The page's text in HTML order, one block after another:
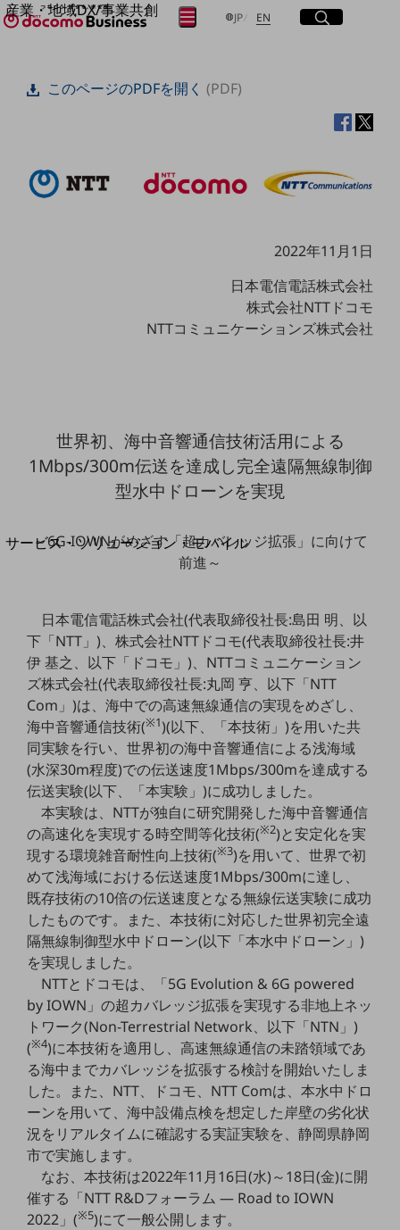
産業・地域DX/事業共創
OPEN HUB for Plural Futures
OPEN HUB for Plural Futuresとは
Smart World
LGPF(Local Government Platform)
別ウィンドウで開きます
サービス・ソリューション・モバイル
サービス・ソリューションTOP
サービス・ソリューションをご紹介
カテゴリーで探す
カテゴリーで探すTOP
ネットワーク・モバイル
クラウド・データセンター
電話・映像コミュニケーション
セキュリティ
データ利活用
運用管理
業務支援・マーケティング
災害対策・BCP
課題・ニーズで探す
課題・ニーズで探すTOP
コミュニケーション・情報共有
マーケティング
業務効率化
災害対策
職場環境整備
JP日本語
EN Englishサイト内検索
開く
メニュー
開く
フリーワードを入力して探す
フリーワードでNTTドコモビジネスの
取り組みを検索
検索する
このページのPDFを開く(PDF)
2022年11月1日
日本電信電話株式会社
株式会社NTTドコモ
NTTコミュニケーションズ株式会社
世界初、海中音響通信技術活用による
1Mbps/300m伝送を達成し完全遠隔無線制御
型水中ドローンを実現
～6G-IOWNがめざす「超カバレッジ拡張」に向けて
前進～
日本電信電話株式会社(代表取締役社長:島田 明、以
下「NTT」)、株式会社NTTドコモ(代表取締役社長:井
伊 基之、以下「ドコモ」)、NTTコミュニケーション
ズ株式会社(代表取締役社長:丸岡 亨、以下「NTT
Com」)は、海中での高速無線通信の実現をめざし、
海中音響通信技術(※1)(以下、「本技術」)を用いた共
同実験を行い、世界初の海中音響通信による浅海域
(水深30m程度)での伝送速度1Mbps/300mを達成する
伝送実験(以下、「本実験」)に成功しました。
本実験は、NTTが独自に研究開発した海中音響通信
の高速化を実現する時空間等化技術(※2)と安定化を実
現する環境雑音耐性向上技術(※3)を用いて、世界で初
めて浅海域における伝送速度1Mbps/300mに達し、
既存技術の10倍の伝送速度となる無線伝送実験に成功
したものです。また、本技術に対応した世界初完全遠
隔無線制御型水中ドローン(以下「本水中ドローン」)
を実現しました。
NTTとドコモは、「5G Evolution & 6G powered
by IOWN」の超カバレッジ拡張を実現する非地上ネッ
トワーク(Non-Terrestrial Network、以下「NTN」)
(※4)に本技術を適用し、高速無線通信の未踏領域であ
る海中までカバレッジを拡張する検討を開始いたしま
した。また、NTT、ドコモ、NTT Comは、本水中ドロ
ーンを用いて、海中設備点検を想定した岸壁の劣化状
況をリアルタイムに確認する実証実験を、静岡県静岡
市で実施します。
なお、本技術は2022年11月16日(水)～18日(金)に開
催する「NTT R&Dフォーラム ― Road to IOWN
2022」(※5)にて一般公開します。